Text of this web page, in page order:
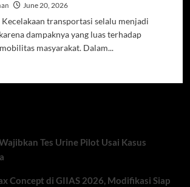
June 20, 2026
transportasi selalu menjadi
dampaknya yang luas terhadap
masyarakat. Dalam...
Tes Urine Pilot Usai Kasus
Concept di GIIAS 2026, Modifikasi Siap